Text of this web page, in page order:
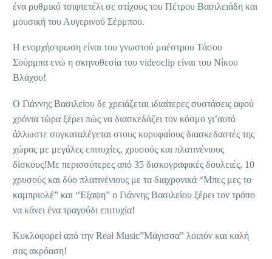
ένα ρυθμικό τσιφτετέλι σε στίχους του Πέτρου Βασιλειάδη και
μουσική του Αυγερινού Σέρμπου.
Η ενορχήστρωση είναι του γνωστού μαέστρου Τάσου
Σούρμπα ενώ η σκηνοθεσία του videoclip είναι του Νίκου
Βλάχου!
Ο Γιάννης Βασιλείου δε χρειάζεται ιδιαίτερες συστάσεις αφού
χρόνια τώρα ξέρει πώς να διασκεδάζει τον κόσμο γι’αυτό
άλλωστε συγκαταλέγεται στους κορυφαίους διασκεδαστές της
χώρας με μεγάλες επιτυχίες, χρυσούς και πλατινένιους
δίσκους!Με περισσότερες από 35 δισκογραφικές δουλειές, 10
χρυσούς και δύο πλατινένιους με τα διαχρονικά “Μπες μες το
καμπριολέ” και “Έξαψη” ο Γιάννης Βασιλείου ξέρει τον τρόπο
να κάνει ένα τραγούδι επιτυχία!
Κυκλοφορεί από την Real Music”Μάγισσα” λοιπόν και καλή
σας ακρόαση!